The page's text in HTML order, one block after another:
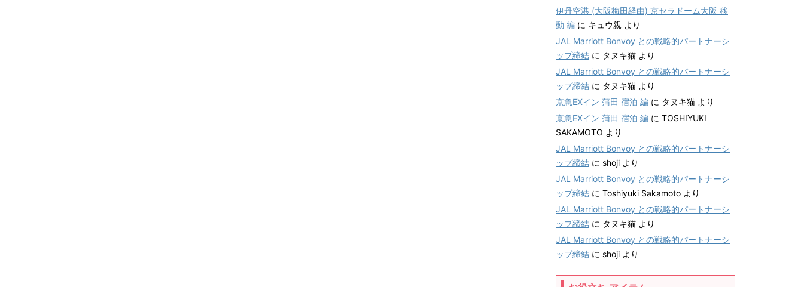
伊丹空港 (大阪梅田経由) 京セラドーム大阪 移
動 編 に キュウ親 より
JAL Marriott Bonvoy との戦略的パートナーシ
ップ締結 に タヌキ猫 より
JAL Marriott Bonvoy との戦略的パートナーシ
ップ締結 に タヌキ猫 より
京急EXイン 蒲田 宿泊 編 に タヌキ猫 より
京急EXイン 蒲田 宿泊 編 に TOSHIYUKI
SAKAMOTO より
JAL Marriott Bonvoy との戦略的パートナーシ
ップ締結 に shoji より
JAL Marriott Bonvoy との戦略的パートナーシ
ップ締結 に Toshiyuki Sakamoto より
JAL Marriott Bonvoy との戦略的パートナーシ
ップ締結 に タヌキ猫 より
JAL Marriott Bonvoy との戦略的パートナーシ
ップ締結 に shoji より